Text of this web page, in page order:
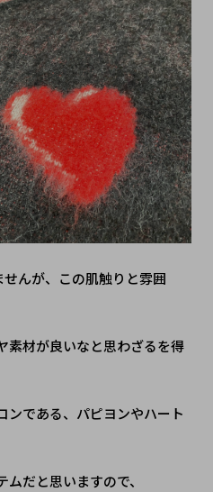
んが、この肌触りと雰囲
だと思いますので、